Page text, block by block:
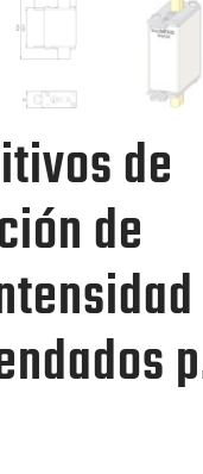
de
de